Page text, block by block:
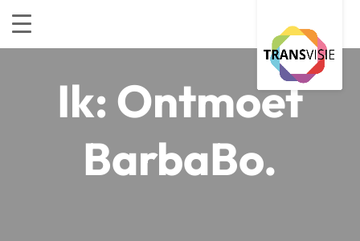
Ik: Ontmoet
BarbaBo.